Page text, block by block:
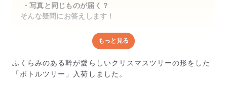
写真と同じものが届く？
そんな疑問にお答えします！
どんな梱包で届くの？
出荷前に水揚げ（花が水を吸いやすくなる処理）を施
し、専用ボックスに丁寧に梱包してお届けしています。
きゅっとまとめられて一見窮屈そうに見えますが、輸送
もっと見る
ふくらみのある幹が愛らしいクリスマスツリーの形をした
「ボトルツリー」入荷しました。